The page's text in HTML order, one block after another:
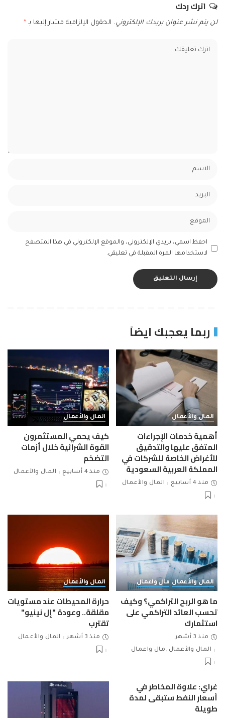
اترك ردك
لن يتم نشر عنوان بريدك الإلكتروني. الحقول الإلزامية مشار إليها بـ *
احفظ اسمي، بريدي الإلكتروني، والموقع الإلكتروني في هذا المتصفح
لاستخدامها المرة المقبلة في تعليقي.
ربما يعجبك ايضاً
المال والأعمال
أهمية خدمات الإجراءات
المتفق عليها والتدقيق
للأغراض الخاصة للشركات في
المملكة العربية السعودية
منذ 4 أسابيع المال والأعمال
المال والأعمال
كيف يحمي المستثمرون
القوة الشرائية خلال أزمات
التضخم
منذ 4 أسابيع المال والأعمال
المال والأعمال مال واعمال
ما هو الربح التراكمي؟ وكيف
تحسب العائد التراكمي على
استثمارك
منذ 3 أشهر
المال والأعمال
مال واعمال
المال والأعمال
حرارة المحيطات عند مستويات
مقلقة.. وعودة "إل نينيو"
تقترب
منذ 3 أشهر المال والأعمال
غراي: علاوة المخاطر في
أسعار النفط ستبقى لمدة
طويلة